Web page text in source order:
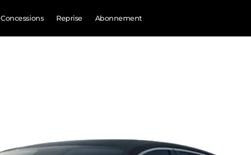
Concessions Reprise Abonnement